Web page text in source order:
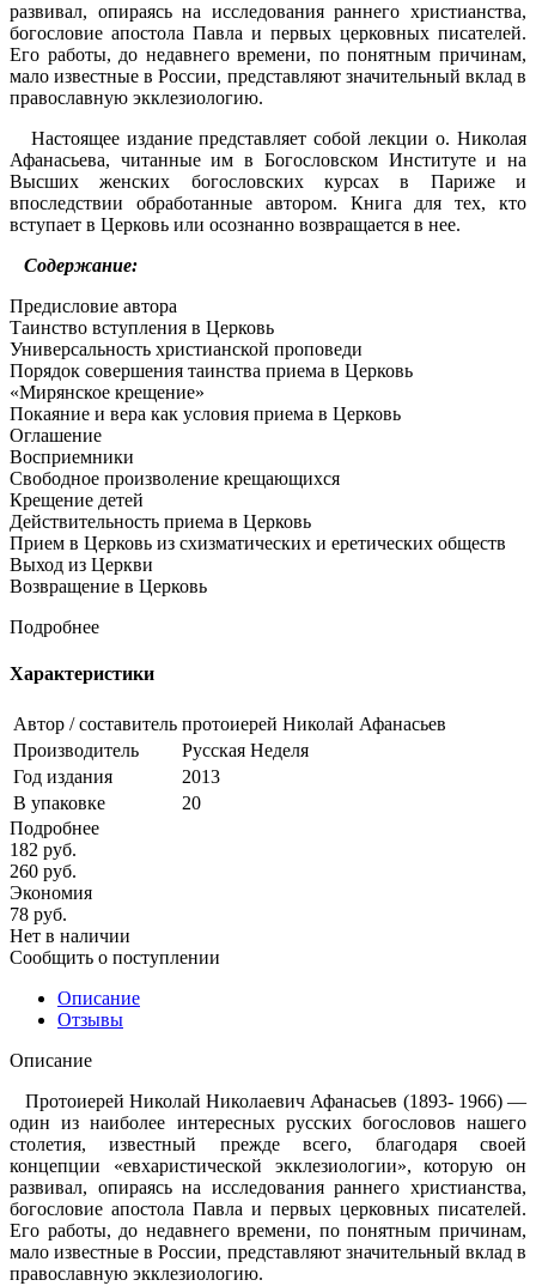
развивал, опираясь на исследования ран­него христианства,
богословие апостола Павла и пер­вых церковных писателей.
Его работы, до недавнего времени, по понятным причинам,
мало известные в России, представляют значительный вклад в
православ­ную экклезиологию.
Настоящее издание представляет собой лекции о. Николая
Афанасьева, читанные им в Богословском Институте и на
Высших женских богословских курсах в Париже и
впоследствии обработанные автором. Кни­га для тех, кто
вступает в Церковь или осознанно воз­вращается в нее.
Содержание:
Предисловие автора
Таинство вступления в Церковь
Универсальность христианской проповеди
Порядок совершения таинства приема в Церковь
«Мирянское крещение»
Покаяние и вера как условия приема в Церковь
Оглашение
Восприемники
Свободное произволение крещающихся
Крещение детей
Действительность приема в Церковь
Прием в Церковь из схизматических и еретических обществ
Выход из Церкви
Возвращение в Церковь
Подробнее
Характеристики
Автор / составитель протоиерей Николай Афанасьев
Производитель
Русская Неделя
Год издания
2013
В упаковке
20
Подробнее
182 руб.
260 руб.
Экономия
78 руб.
Нет в наличии
Сообщить о поступлении
Описание
Отзывы
Описание
Протоиерей Николай Николаевич Афанасьев (1893- 1966) —
один из наиболее интересных русских богосло­вов нашего
столетия, известный прежде всего, благода­ря своей
концепции «евхаристической экклезиологии», которую он
развивал, опираясь на исследования ран­него христианства,
богословие апостола Павла и пер­вых церковных писателей.
Его работы, до недавнего времени, по понятным причинам,
мало известные в России, представляют значительный вклад в
православ­ную экклезиологию.